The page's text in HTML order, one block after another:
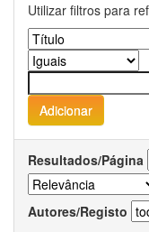
Utilizar filtros para
Resultados/Página
Autores/Registo